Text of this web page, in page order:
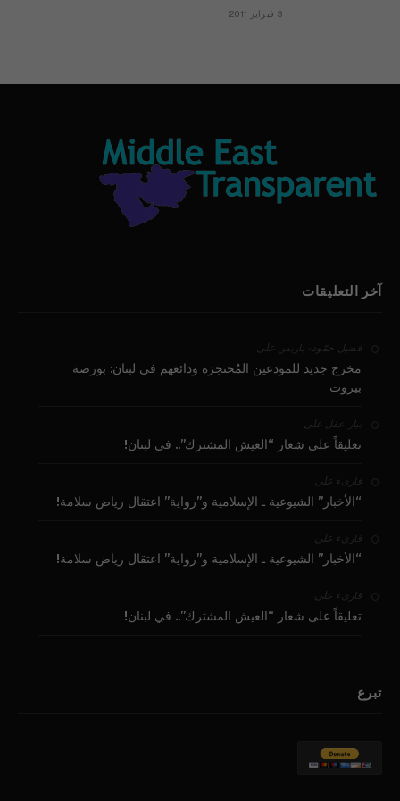
3 فبراير 2011
آخر التعليقات
فضيل حمّود - باريس على
مخرج جديد للمودعين المُحتجزة ودائعهم في لبنان: بورصة
بيروت
بيار عقل على
تعليقاً على شعار “العيش المشترك”.. في لبنان!
قارىء على
“الأخبار” الشيوعية ـ الإسلامية و”رواية” اعتقال رياض سلامة!
قارىء على
“الأخبار” الشيوعية ـ الإسلامية و”رواية” اعتقال رياض سلامة!
قارىء على
تعليقاً على شعار “العيش المشترك”.. في لبنان!
تبرع